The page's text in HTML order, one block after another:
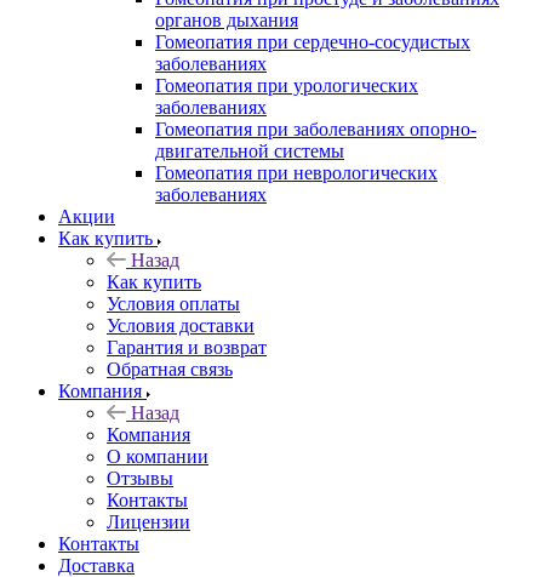
органов дыхания
Гомеопатия при сердечно-сосудистых
заболеваниях
Гомеопатия при урологических
заболеваниях
Гомеопатия при заболеваниях опорно-
двигательной системы
Гомеопатия при неврологических
заболеваниях
Акции
Как купить
Назад
Как купить
Условия оплаты
Условия доставки
Гарантия и возврат
Обратная связь
Компания
Назад
Компания
О компании
Отзывы
Контакты
Лицензии
Контакты
Доставка